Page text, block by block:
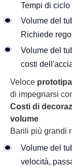
Tempi di
Volume del
Richiede
Volume del
costi
Veloce
di impegnarsi
Costi di
volume
Barili più grandi
Volume del
velocità,